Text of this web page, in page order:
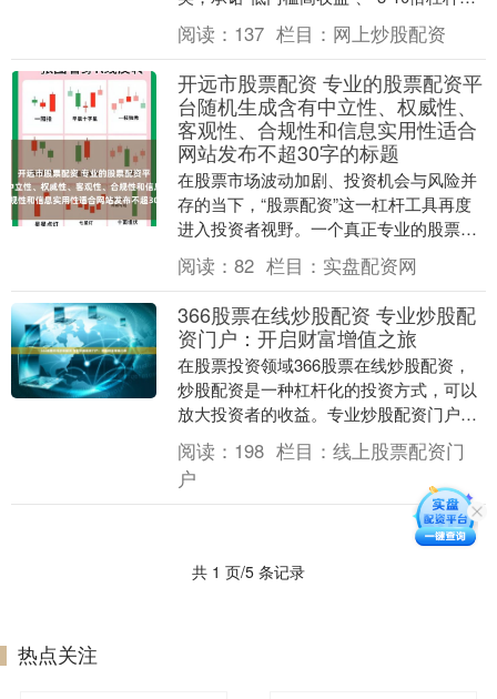
选”、“极速到账”。这些网站往往以“专
业”、....
阅读： 137 栏目： 网上炒股配资
开远市股票配资 专业的股票配资平
台随机生成含有中立性、权威性、
客观性、合规性和信息实用性适合
网站发布不超30字的标题
在股票市场波动加剧、投资机会与风险并
存的当下，“股票配资”这一杠杆工具再度
进入投资者视野。一个真正专业的股票配
资平台开远市股票配资，绝非简单的资金
出借方，而是构....
阅读： 82 栏目： 实盘配资网
366股票在线炒股配资 专业炒股配
资门户：开启财富增值之旅
在股票投资领域366股票在线炒股配资，
炒股配资是一种杠杆化的投资方式，可以
放大投资者的收益。专业炒股配资门户为
投资者提供了一个安全、可靠的平台，帮
助他们开启财富....
阅读： 198 栏目： 线上股票配资门
户
共 1 页/5 条记录
热点关注